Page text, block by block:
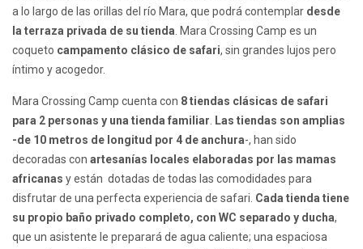
a lo largo de las orillas del río Mara, que podrá contemplar desde
la terraza privada de su tienda. Mara Crossing Camp es un
coqueto campamento clásico de safari, sin grandes lujos pero
íntimo y acogedor.
Mara Crossing Camp cuenta con 8 tiendas clásicas de safari
para 2 personas y una tienda familiar. Las tiendas son amplias
-de 10 metros de longitud por 4 de anchura-, han sido
decoradas con artesanías locales elaboradas por las mamas
africanas y están dotadas de todas las comodidades para
disfrutar de una perfecta experiencia de safari. Cada tienda tiene
su propio baño privado completo, con WC separado y ducha,
que un asistente le preparará de agua caliente; una espaciosa